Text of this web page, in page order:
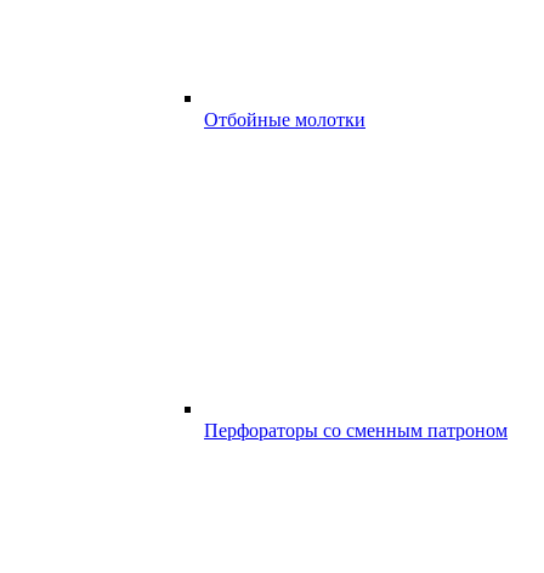
Отбойные молотки
Перфораторы со сменным патроном